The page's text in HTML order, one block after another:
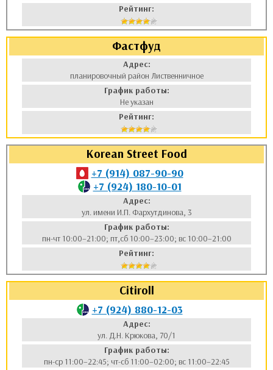
Рейтинг:
Фастфуд
Адрес:
планировочный район Лиственничное
График работы:
Не указан
Рейтинг:
Korean Street Food
+7 (914) 087-90-90
+7 (924) 180-10-01
Адрес:
ул. имени И.П. Фархутдинова, 3
График работы:
пн-чт 10:00–21:00; пт,сб 10:00–23:00; вс 10:00–21:00
Рейтинг:
Citiroll
+7 (924) 880-12-03
Адрес:
ул. Д.Н. Крюкова, 70/1
График работы:
пн-ср 11:00–22:45; чт-сб 11:00–02:00; вс 11:00–22:45